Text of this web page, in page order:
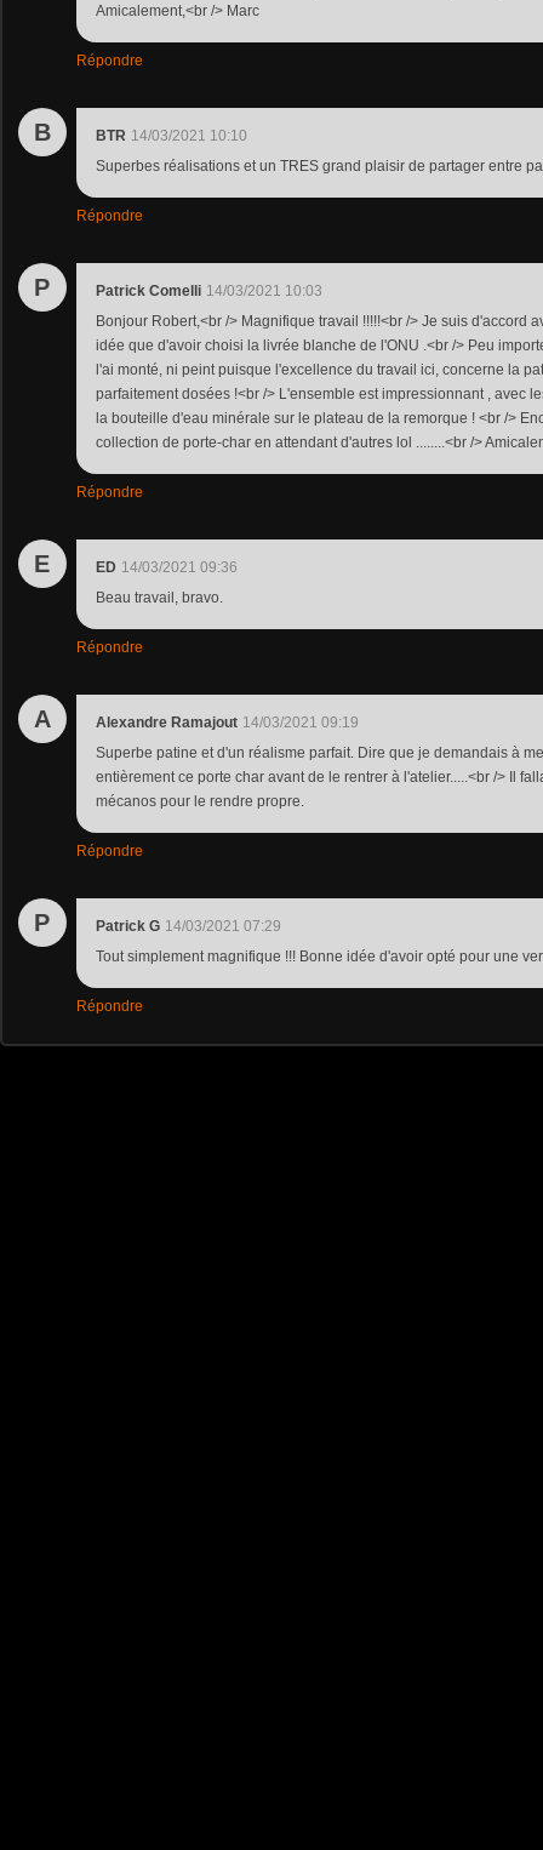
Amicalement,<br /> Marc
Répondre
B BTR 14/03/2021 10:10
Superbes réalisations et un TRES grand plaisir de partager entre
Répondre
P Patrick Comelli 14/03/2021 10:03
Bonjour Robert,<br /> Magnifique travail !!!!!<br /> Je suis d'accord
idée que d'avoir choisi la livrée blanche de l'ONU .<br /> Peu
l'ai monté, ni peint puisque l'excellence du travail ici, concerne la
parfaitement dosées !<br /> L'ensemble est impressionnant , avec
la bouteille d'eau minérale sur le plateau de la remorque ! <br />
collection de porte-char en attendant d'autres lol ........<br />
Répondre
E ED 14/03/2021 09:36
Beau travail, bravo.
Répondre
A Alexandre Ramajout 14/03/2021 09:19
Superbe patine et d'un réalisme parfait. Dire que je demandais à
entièrement ce porte char avant de le rentrer à l'atelier.....<br /> Il
mécanos pour le rendre propre.
Répondre
P Patrick G 14/03/2021 07:29
Tout simplement magnifique !!! Bonne idée d'avoir opté pour une
Répondre